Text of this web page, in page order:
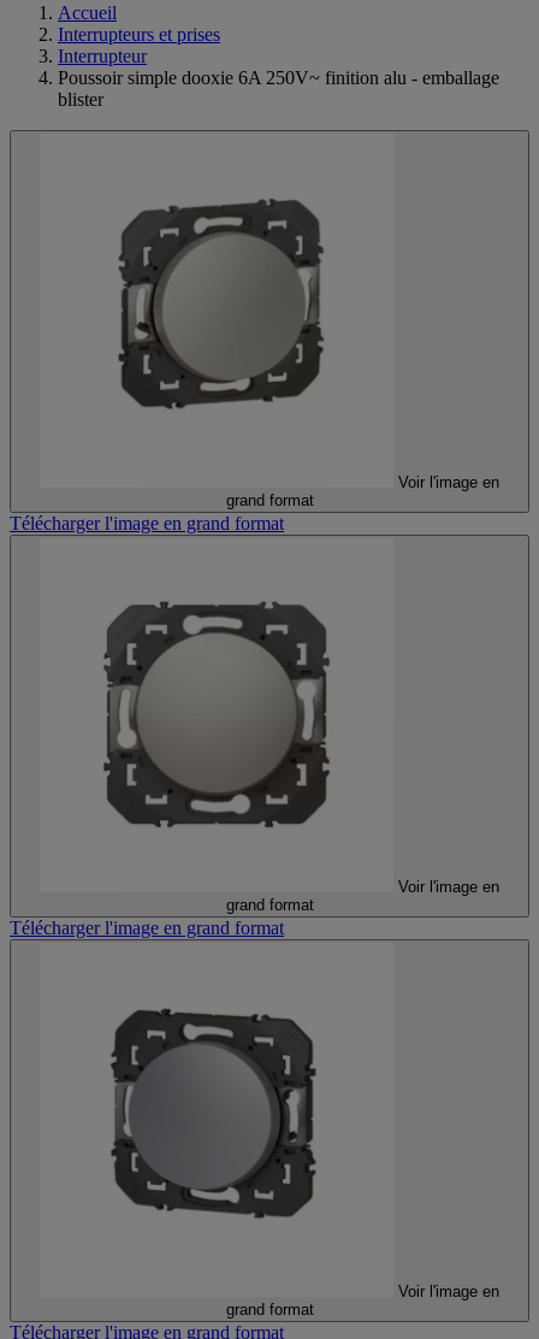
Accueil
Interrupteurs et prises
Interrupteur
Poussoir simple dooxie 6A 250V~ finition alu - emballage
blister
Voir l'image en
grand format
Télécharger l'image en grand format
Voir l'image en
grand format
Télécharger l'image en grand format
Voir l'image en
grand format
Télécharger l'image en grand format